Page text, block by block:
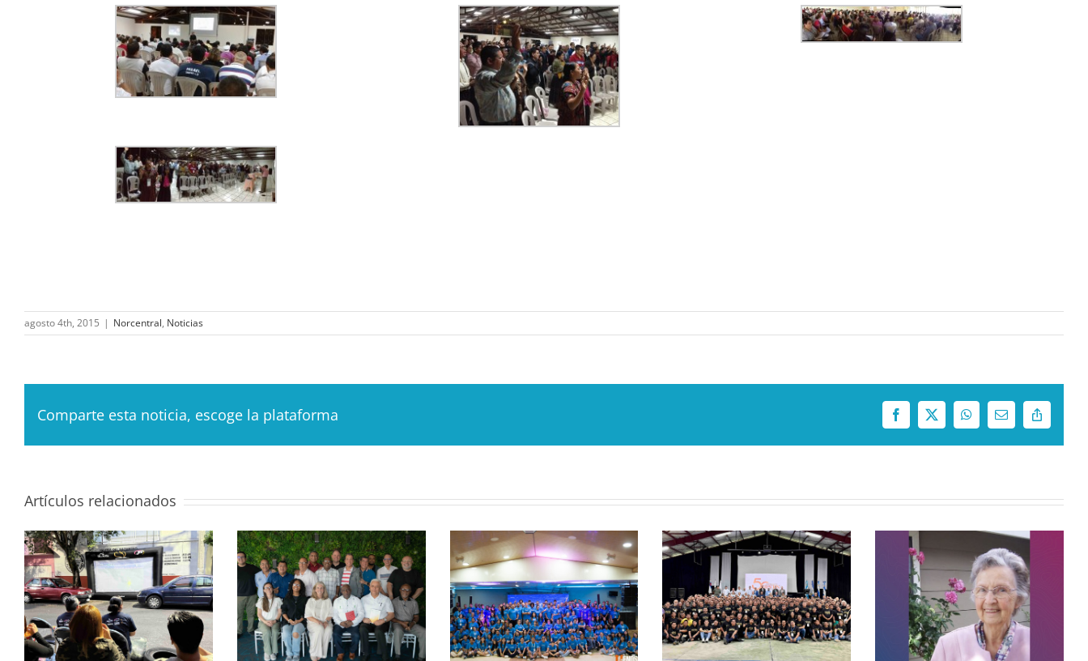
agosto 4th, 2015 | Norcentral, Noticias
Comparte esta noticia, escoge la plataforma Facebook
X WhatsAppCorreoCopy
Artículos relacionados